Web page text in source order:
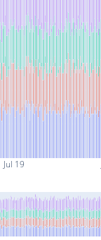
Jul 19